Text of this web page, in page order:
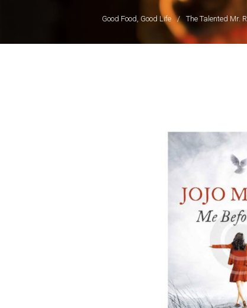
Good Food, Good Life The Talented Mr.